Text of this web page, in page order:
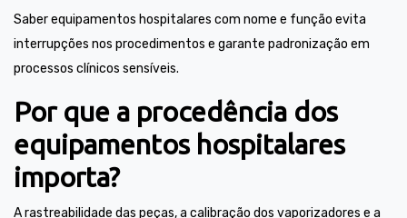
Saber equipamentos hospitalares com nome e função evita
interrupções nos procedimentos e garante padronização em
processos clínicos sensíveis.
Por que a procedência dos
equipamentos hospitalares
importa?
A rastreabilidade das peças, a calibração dos vaporizadores e a